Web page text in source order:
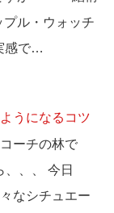
ル・ウォッチ
感で…
うになるコツ
ーチの林で
、、 今日
なシチュエー